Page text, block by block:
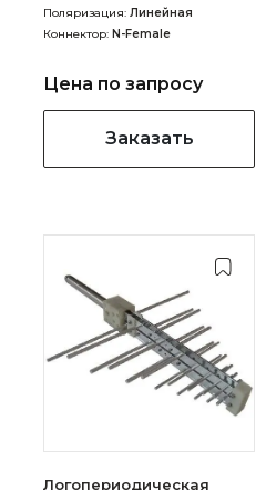
Поляризация:Линейная
Коннектор:N-Female
Цена по запросу
Заказать
Логопериодическая